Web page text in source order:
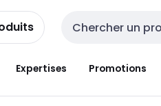
Entrée de recherche
Expertises Promotions